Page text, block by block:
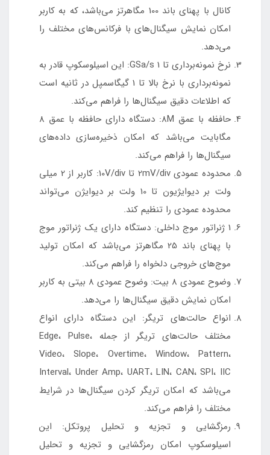
کانال با پهنای باند 100 مگاهرتز می‌باشد، که به کاربر
امکان نمایش سیگنال‌های با فرکانس‌های مختلف را
می‌دهد.
نرخ نمونه‌برداری تا 1 GSa/s: این اسیلوسکوپ قادر به
نمونه‌برداری با نرخ بالا تا 1 گیگاسمپل در ثانیه است
که اطلاعات دقیق سیگنال‌ها را فراهم می‌کند.
حافظه با عمق 8M: دستگاه دارای حافظه با عمق 8
مگابایت می‌باشد که امکان ذخیره‌سازی داده‌های
سیگنال‌ها را فراهم می‌کند.
محدوده عمودی 2mV/div تا 10V/div: کاربر از 2 میلی
ولت بر دیوایژیون تا 10 ولت بر دیوایژن می‌تواند
محدوده عمودی را تنظیم کند.
1 ژنراتور موج داخلی: دستگاه دارای یک ژنراتور موج
با پهنای باند 25 مگاهرتز می‌باشد که امکان تولید
موج‌های خروجی دلخواه را فراهم می‌کند.
وضوح عمودی 8 بیت: وضوح عمودی 8 بیتی به کاربر
امکان نمایش دقیق سیگنال‌ها را می‌دهد.
انواع حالت‌های تریگر: این دستگاه دارای انواع
مختلف حالت‌های تریگر از جمله Edge، Pulse،
Video، Slope، Overtime، Window، Pattern،
Interval، Under Amp، UART، LIN، CAN، SPI، IIC
می‌باشد که امکان تریگر کردن سیگنال‌ها در شرایط
مختلف را فراهم می‌کند.
رمزگشایی و تجزیه و تحلیل پروتکل: این
اسیلوسکوپ امکان رمزگشایی و تجزیه و تحلیل